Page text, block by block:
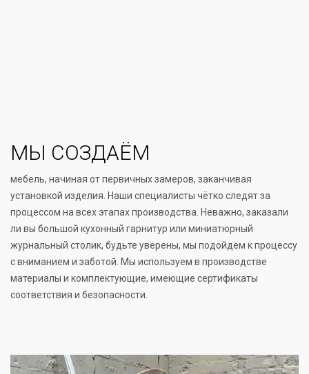
МЫ СОЗДАЁМ
мебель, начиная от первичных замеров, заканчивая
установкой изделия. Наши специалисты чётко следят за
процессом на всех этапах производства. Неважно, заказали
ли вы большой кухонный гарнитур или миниатюрный
журнальный столик, будьте уверены, мы подойдем к процессу
с вниманием и заботой. Мы используем в производстве
материалы и комплектующие, имеющие сертификаты
соответствия и безопасности.